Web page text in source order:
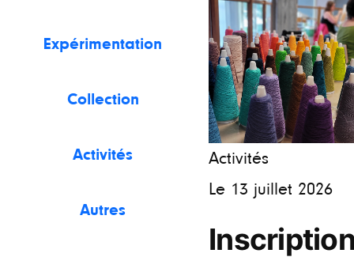
Expérimentation
Collection
Activités
Autres
Activités
Le 13 juillet 2026